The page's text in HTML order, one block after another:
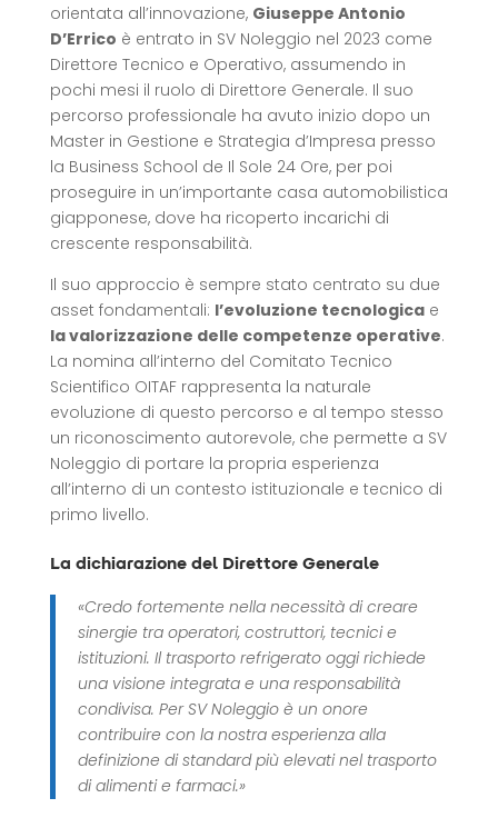
orientata all’innovazione, Giuseppe Antonio
D’Errico è entrato in SV Noleggio nel 2023 come
Direttore Tecnico e Operativo, assumendo in
pochi mesi il ruolo di Direttore Generale. Il suo
percorso professionale ha avuto inizio dopo un
Master in Gestione e Strategia d’Impresa presso
la Business School de Il Sole 24 Ore, per poi
proseguire in un’importante casa automobilistica
giapponese, dove ha ricoperto incarichi di
crescente responsabilità.
Il suo approccio è sempre stato centrato su due
asset fondamentali: l’evoluzione tecnologicae
la valorizzazione delle competenze operative.
La nomina all’interno del Comitato Tecnico
Scientifico OITAF rappresenta la naturale
evoluzione di questo percorso e al tempo stesso
un riconoscimento autorevole, che permette a SV
Noleggio di portare la propria esperienza
all’interno di un contesto istituzionale e tecnico di
primo livello.
La dichiarazione del Direttore Generale
«Credo fortemente nella necessità di creare
sinergie tra operatori, costruttori, tecnici e
istituzioni. Il trasporto refrigerato oggi richiede
una visione integrata e una responsabilità
condivisa. Per SV Noleggio è un onore
contribuire con la nostra esperienza alla
definizione di standard più elevati nel trasporto
di alimenti e farmaci.»